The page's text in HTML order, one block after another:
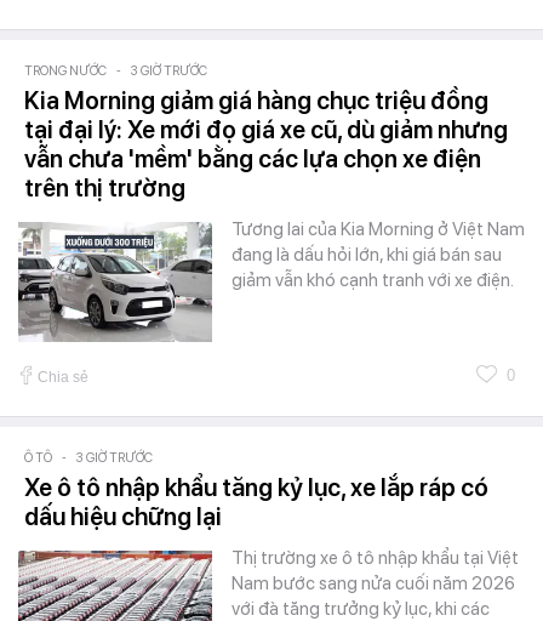
TRONG NƯỚC - 3 GIỜ TRƯỚC
Kia Morning giảm giá hàng chục triệu đồng
tại đại lý: Xe mới đọ giá xe cũ, dù giảm nhưng
vẫn chưa 'mềm' bằng các lựa chọn xe điện
trên thị trường
Tương lai của Kia Morning ở Việt Nam
đang là dấu hỏi lớn, khi giá bán sau
giảm vẫn khó cạnh tranh với xe điện.
Chia sẻ 0
Ô TÔ - 3 GIỜ TRƯỚC
Xe ô tô nhập khẩu tăng kỷ lục, xe lắp ráp có
dấu hiệu chững lại
Thị trường xe ô tô nhập khẩu tại Việt
Nam bước sang nửa cuối năm 2026
với đà tăng trưởng kỷ lục, khi các